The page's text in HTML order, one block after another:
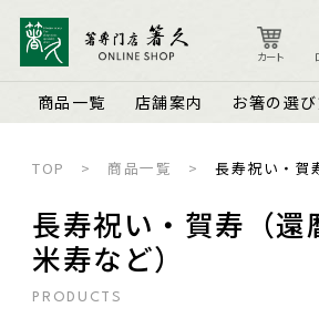
商品一覧 店舗案内 お箸の選
カート
店舗案内
カート
TOP 商品一覧 長寿祝い・賀
長寿祝い・賀寿（還
米寿など）
PRODUCTS